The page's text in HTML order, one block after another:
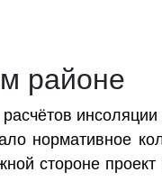
районе
нормативное
стороне проект